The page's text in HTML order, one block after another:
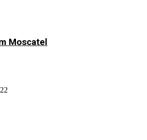
Moscatel